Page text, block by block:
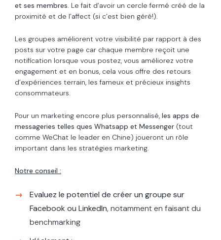
et ses membres. Le fait d’avoir un cercle fermé créé de la
proximité et de l’affect (si c’est bien géré!).
Les groupes améliorent votre visibilité par rapport à des
posts sur votre page car chaque membre reçoit une
notification lorsque vous postez, vous améliorez votre
engagement et en bonus, cela vous offre des retours
d’expériences terrain, les fameux et précieux insights
consommateurs.
Pour un marketing encore plus personnalisé, les apps de
messageries telles ques Whatsapp et Messenger (tout
comme WeChat le leader en Chine) joueront un rôle
important dans les stratégies marketing.
Notre conseil :
Evaluez le potentiel de créer un groupe sur
Facebook ou LinkedIn, notamment en faisant du
benchmarking